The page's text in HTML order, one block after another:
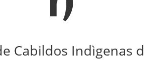
Cabildos Indìgenas